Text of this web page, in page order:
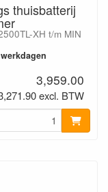
thuisbatterij
XH t/m MIN
3,959.00
excl. BTW